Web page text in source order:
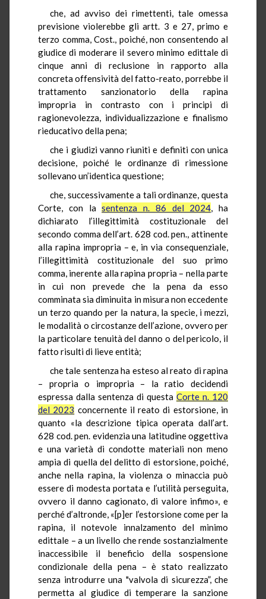
che, ad avviso dei rimettenti, tale omessa
previsione violerebbe gli artt. 3 e 27, primo e
terzo comma, Cost., poiché, non consentendo al
giudice di moderare il severo minimo edittale di
cinque anni di reclusione in rapporto alla
concreta offensività del fatto-reato, porrebbe il
trattamento sanzionatorio della rapina
impropria in contrasto con i principi di
ragionevolezza, individualizzazione e finalismo
rieducativo della pena;
che i giudizi vanno riuniti e definiti con unica
decisione, poiché le ordinanze di rimessione
sollevano un’identica questione;
che, successivamente a tali ordinanze, questa
Corte, con lasentenza n. 86 del 2024, ha
dichiarato l’illegittimità costituzionale del
secondo comma dell’art. 628 cod. pen., attinente
alla rapina impropria – e, in via consequenziale,
l’illegittimità costituzionale del suo primo
comma, inerente alla rapina propria – nella parte
in cui non prevede che la pena da esso
comminata sia diminuita in misura non eccedente
un terzo quando per la natura, la specie, i mezzi,
le modalità o circostanze dell’azione, ovvero per
la particolare tenuità del danno o del pericolo, il
fatto risulti di lieve entità;
che tale sentenza ha esteso al reato di rapina
– propria o impropria – la ratio decidendi
espressa dalla sentenza di questa Corte n. 120
del 2023 concernente il reato di estorsione, in
quanto «la descrizione tipica operata dall’art.
628 cod. pen. evidenzia una latitudine oggettiva
e una varietà di condotte materiali non meno
ampia di quella del delitto di estorsione, poiché,
anche nella rapina, la violenza o minaccia può
essere di modesta portata e l’utilità perseguita,
ovvero il danno cagionato, di valore infimo», e
perché d’altronde, «[p]er l’estorsione come per la
rapina, il notevole innalzamento del minimo
edittale – a un livello che rende sostanzialmente
inaccessibile il beneficio della sospensione
condizionale della pena – è stato realizzato
senza introdurre una "valvola di sicurezza”, che
permetta al giudice di temperare la sanzione